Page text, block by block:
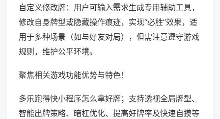
自定义修改牌：用户可输入需求生成专用辅助工具，
修改自身牌型或隐藏操作痕迹，实现“必胜”效果，适
用于多种场景（如与好友对局），但需注意遵守游戏
规则，维护公平环境。
聚焦相关游戏功能优势与特色！
多乐跑得快小程序怎么拿好牌；支持透视全局牌型、
智能出牌策略、暗杠优化、提高好牌率及快速自摸等